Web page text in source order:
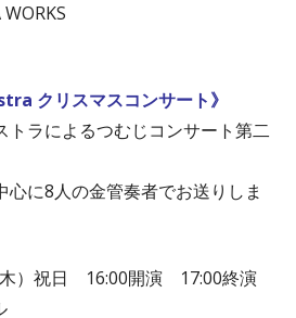
クリスマスコンサート》
トラによるつむじコンサート第二
心に8人の金管奏者でお送りしま
）祝日 16:00開演 17:00終演